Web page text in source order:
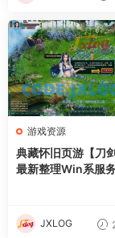
游戏资源
典藏怀旧页游【刀
最新整理Win系服
JXLOG